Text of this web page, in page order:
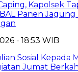
Kapolsek
Panen
- 18:53 WIB
Sosial Kepada
Jumat Berkah